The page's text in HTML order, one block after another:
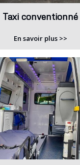
Taxi conventionné
En savoir plus >>